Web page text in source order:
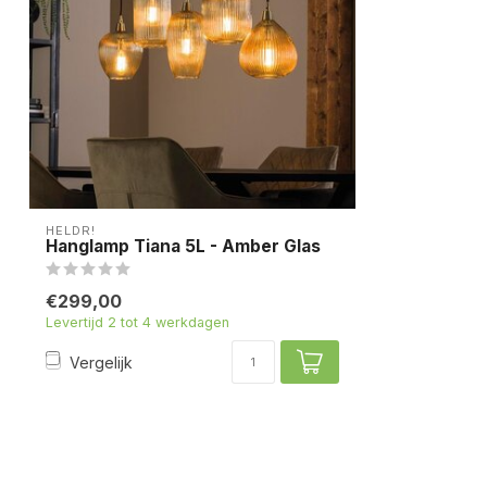
HELDR!
Hanglamp Tiana 5L - Amber Glas
€299,00
Levertijd 2 tot 4 werkdagen
Vergelijk